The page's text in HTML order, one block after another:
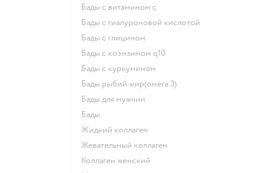
Бады с витамином c
Бады с гиалуроновой кислотой
Бады с глицином
Бады с коэнзимом q10
Бады с куркумином
Бады рыбий жир(омега 3)
Бады для мужчин
Бады
Жидкий коллаген
Жевательный коллаген
Коллаген женский